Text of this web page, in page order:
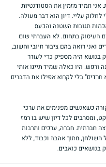
אני תמיד מזמין את הסטודנטיות
לחלוק עליי. דיון הוא דבר מעולה.
תגובות השטנה והכעס
העיסוק בתחום. לא העברתי שום
ואני רואה בהם ציבור חיובי וחשוב,
בנושא היה מספיק כדי לעורר
ורפש. היו כאלה שמיד תייגו אותי
חרדים" בלי לקרוא אפילו את הדברים
כשאנשים מפנימים את ערכי
ומסרבים לכל דיון שיש בו רמז
חברתית. חברה, ערכים ותרבות
השולחן, מתוך אהבה וכבוד, ללא
כואבים.